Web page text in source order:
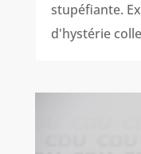
stupéfiante.
d'hystérie